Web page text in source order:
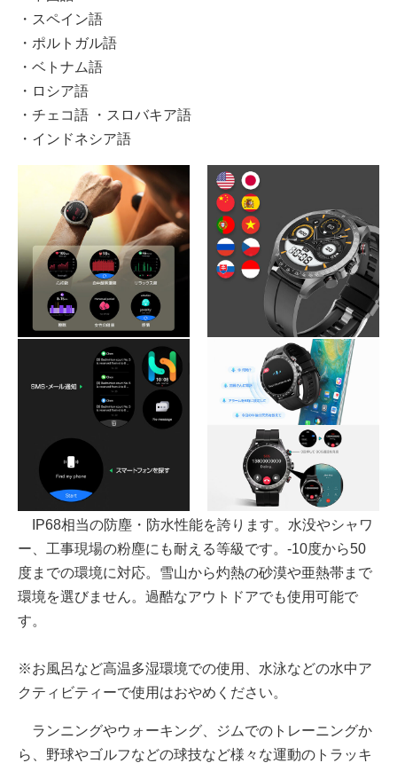
・スペイン語
・ポルトガル語
・ベトナム語
・ロシア語
・チェコ語 ・スロバキア語
・インドネシア語
IP68相当の防塵・防水性能を誇ります。水没やシャワ
ー、工事現場の粉塵にも耐える等級です。-10度から50
度までの環境に対応。雪山から灼熱の砂漠や亜熱帯まで
環境を選びません。過酷なアウトドアでも使用可能で
す。
※お風呂など高温多湿環境での使用、水泳などの水中ア
クティビティーで使用はおやめください。
ランニングやウォーキング、ジムでのトレーニングか
ら、野球やゴルフなどの球技など様々な運動のトラッキ